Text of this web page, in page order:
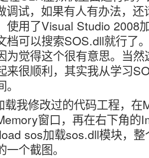
调试，如果有人有办法，
使用了Visual Studio 2008
档可以搜索SOS.dll就行了
为觉得这个很有意思。当
来很顺利，其实我从学习
我修改过的代码工程，在
窗口，再在右下角的
sos加载sos.dll模块，
个截图。